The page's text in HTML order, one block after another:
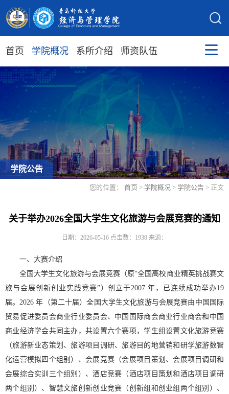
首页 学院概况 系所介绍 师资队伍
学院公告
您的位置： 首页 > 学院概况 > 学院公告 > 正文
关于举办2026全国大学生文化旅游与会展竞赛的通知
日期：2026-05-16 点击数： 1930 来源：
一、大赛介绍
全国大学生文化旅游与会展竞赛（原“全国高校商业精英挑战赛文
旅与会展创新创业实践竞赛”）创立于2007 年，已连续成功举办19
届。2026 年（第二十届）全国大学生文化旅游与会展竞赛由中国国际
贸易促进委员会商业行业委员会、中国国际商会商业行业商会和中国
商业经济学会共同主办，共设置六个赛项，学生组设置文化旅游竞赛
（旅游新业态策划、旅游项目调研、旅游目的地营销和研学旅游数智
化运营模拟四个组别）、会展竞赛（会展项目策划、会展项目调研和
会展综合实训三个组别）、酒店竞赛（酒店项目策划和酒店项目调研
两个组别）、智慧文旅创新创业竞赛（创新组和创业组两个组别）、